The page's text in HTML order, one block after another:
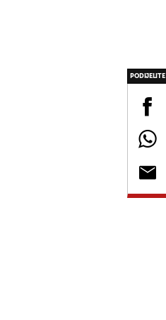
PODIJELITE